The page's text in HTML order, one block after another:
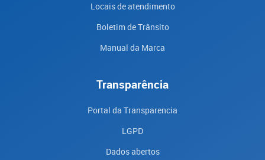
Locais de atendimento
Boletim de Trânsito
Manual da Marca
Transparência
Portal da Transparencia
LGPD
Dados abertos